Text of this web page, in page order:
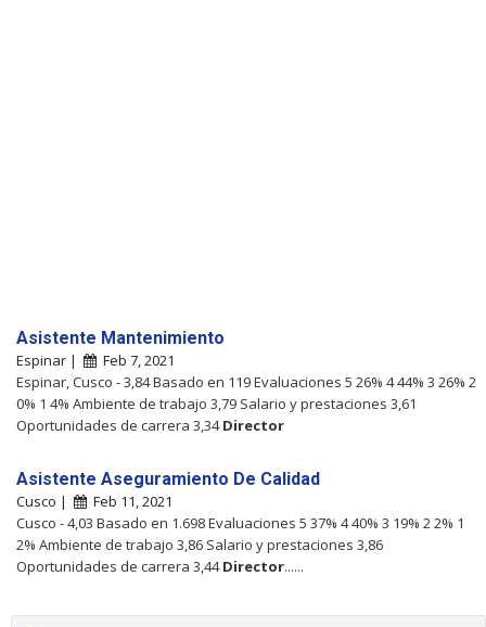
Asistente Mantenimiento
Espinar |
Feb 7, 2021
Espinar, Cusco - 3,84 Basado en 119 Evaluaciones 5 26% 4 44% 3 26% 2
0% 1 4% Ambiente de trabajo 3,79 Salario y prestaciones 3,61
Oportunidades de carrera 3,34Director
Asistente Aseguramiento De Calidad
Cusco |
Feb 11, 2021
Cusco - 4,03 Basado en 1.698 Evaluaciones 5 37% 4 40% 3 19% 2 2% 1
2% Ambiente de trabajo 3,86 Salario y prestaciones 3,86
Oportunidades de carrera 3,44Director......